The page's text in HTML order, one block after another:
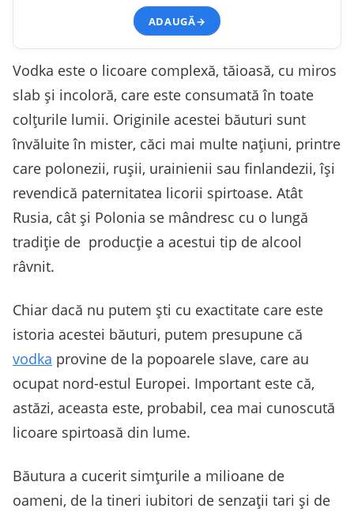
ADAUGĂ→
Vodka este o licoare complexă, tăioasă, cu miros
slab și incoloră, care este consumată în toate
colțurile lumii. Originile acestei băuturi sunt
învăluite în mister, căci mai multe națiuni, printre
care polonezii, rușii, urainienii sau finlandezii, își
revendică paternitatea licorii spirtoase. Atât
Rusia, cât și Polonia se mândresc cu o lungă
tradiție de producție a acestui tip de alcool
râvnit.
Chiar dacă nu putem ști cu exactitate care este
istoria acestei băuturi, putem presupune că
vodka provine de la popoarele slave, care au
ocupat nord-estul Europei. Important este că,
astăzi, aceasta este, probabil, cea mai cunoscută
licoare spirtoasă din lume.
Băutura a cucerit simțurile a milioane de
oameni, de la tineri iubitori de senzații tari și de